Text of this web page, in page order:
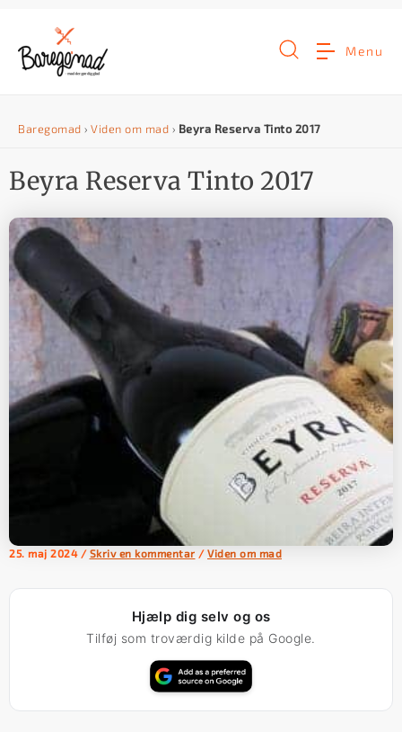
n
d
h
o
Menu
Baregomad › Viden om mad › Beyra Reserva Tinto 2017
Beyra Reserva Tinto 2017
25. maj 2024 / Skriv en kommentar / Viden om mad
Hjælp dig selv og os
Tilføj som troværdig kilde på Google.